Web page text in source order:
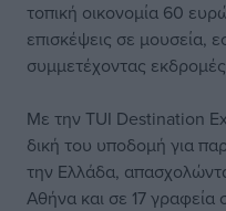
τοπική οικονομία 60
επισκέψεις σε μουσεία,
συμμετέχοντας
Με την TUI Destination
δική του υποδομή για
την Ελλάδα,
Αθήνα και σε 17 γραφεία